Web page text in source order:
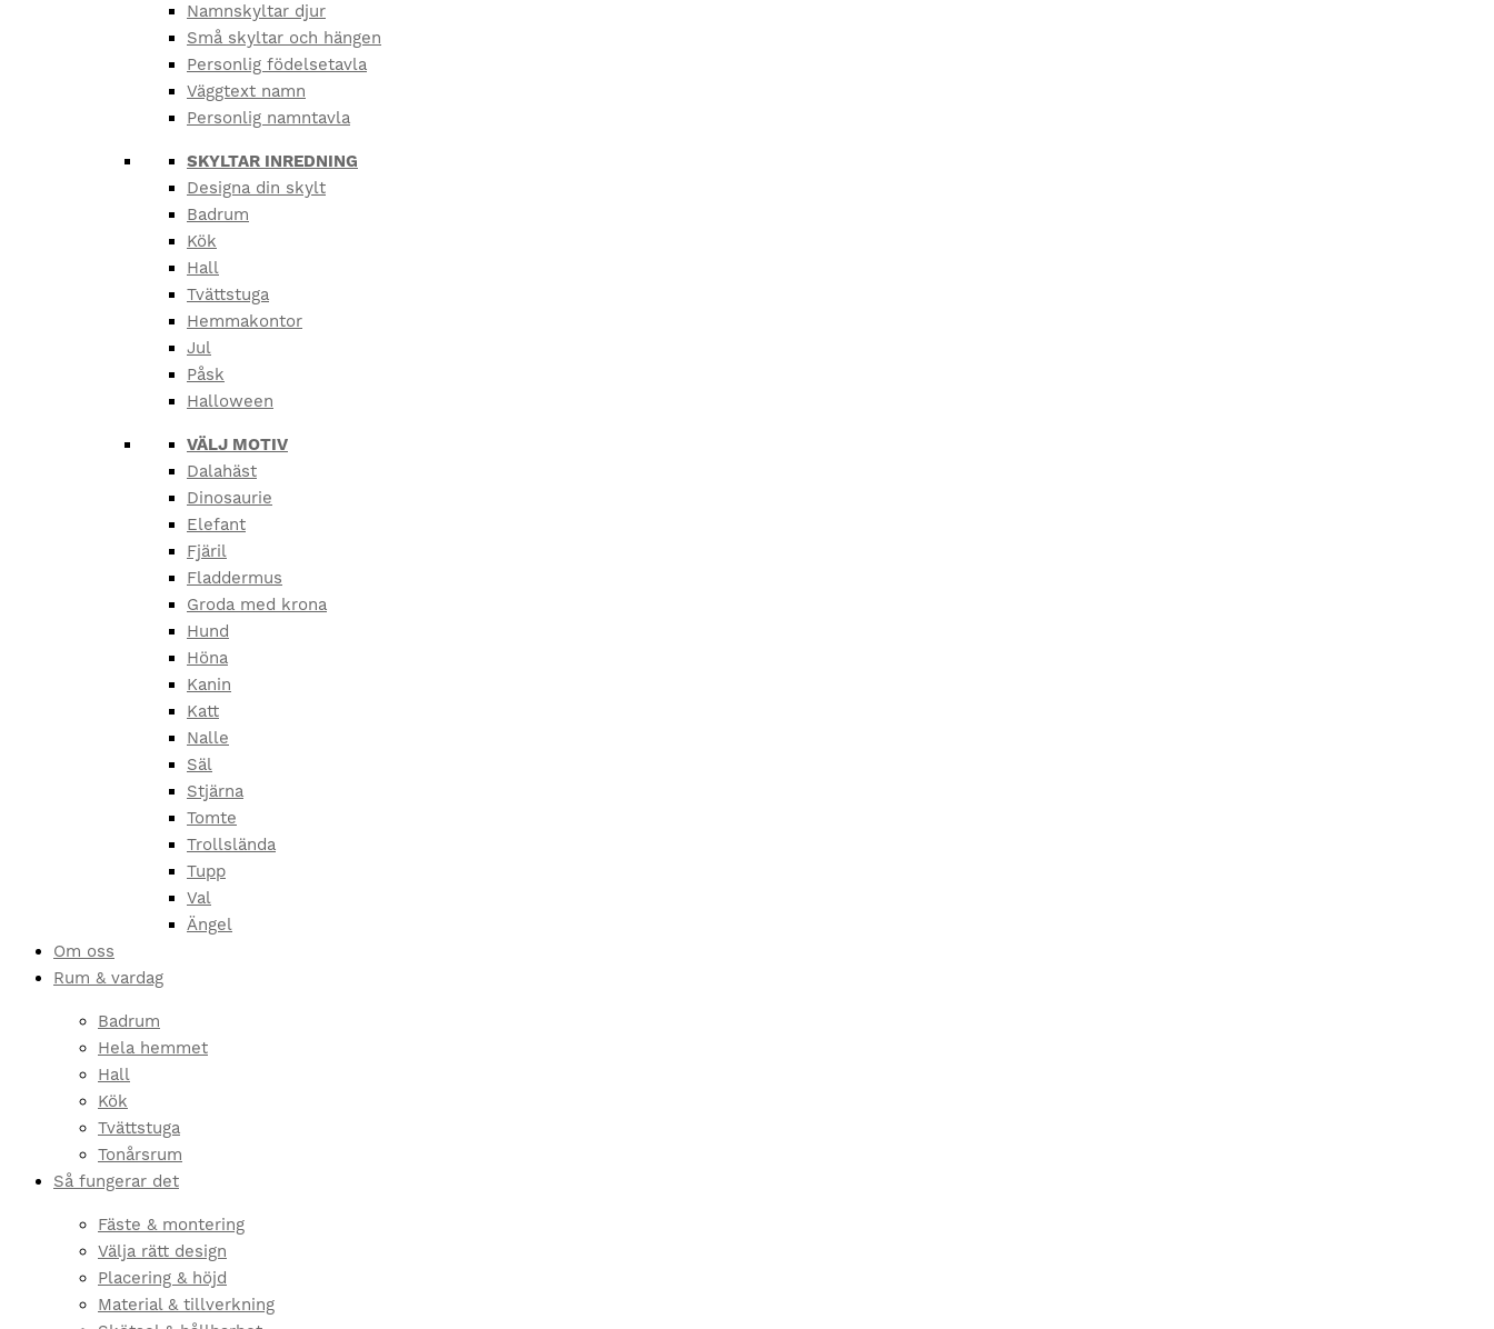
Namnskyltar djur
Små skyltar och hängen
Personlig födelsetavla
Väggtext namn
Personlig namntavla
SKYLTAR INREDNING
Designa din skylt
Badrum
Kök
Hall
Tvättstuga
Hemmakontor
Jul
Påsk
Halloween
VÄLJ MOTIV
Dalahäst
Dinosaurie
Elefant
Fjäril
Fladdermus
Groda med krona
Hund
Höna
Kanin
Katt
Nalle
Säl
Stjärna
Tomte
Trollslända
Tupp
Val
Ängel
Om oss
Rum & vardag
Badrum
Hela hemmet
Hall
Kök
Tvättstuga
Tonårsrum
Så fungerar det
Fäste & montering
Välja rätt design
Placering & höjd
Material & tillverkning